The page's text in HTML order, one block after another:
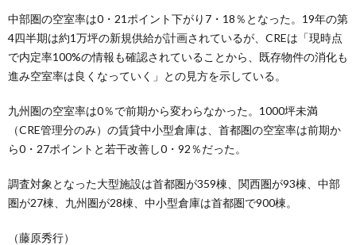
中部圏の空室率は0・21ポイント下がり7・18％となった。19年の第
4四半期は約1万坪の新規供給が計画されているが、CREは「現時点
で内定率100%の情報も確認されていることから、既存物件の消化も
進み空室率は良くなっていく」との見方を示している。
九州圏の空室率は0％で前期から変わらなかった。1000坪未満
（CRE管理分のみ）の賃貸中小型倉庫は、首都圏の空室率は前期か
ら0・27ポイントと若干改善し0・92％だった。
調査対象となった大型施設は首都圏が359棟、関西圏が93棟、中部
圏が27棟、九州圏が28棟、中小型倉庫は首都圏で900棟。
（藤原秀行）